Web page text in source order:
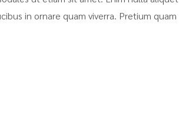
in ornare quam viverra. Pretium quam